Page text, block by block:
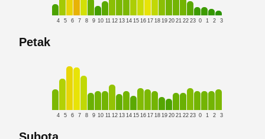
4 5 6 7 8 9 10 11 12 13 14 15 16 17 18 19 20 21 22 23 0 1 2 3
Petak
4 5 6 7 8 9 10 11 12 13 14 15 16 17 18 19 20 21 22 23 0 1 2 3